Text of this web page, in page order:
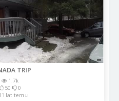
TRIP
1.7k
50
0
lat temu